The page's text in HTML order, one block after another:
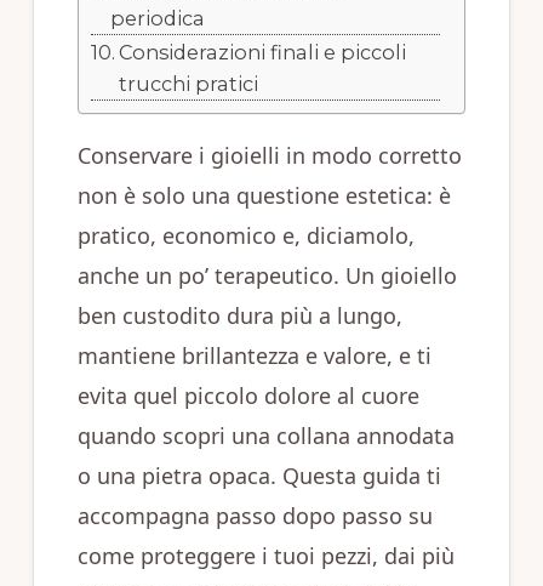
periodica
Considerazioni finali e piccoli
trucchi pratici
Conservare i gioielli in modo corretto
non è solo una questione estetica: è
pratico, economico e, diciamolo,
anche un po’ terapeutico. Un gioiello
ben custodito dura più a lungo,
mantiene brillantezza e valore, e ti
evita quel piccolo dolore al cuore
quando scopri una collana annodata
o una pietra opaca. Questa guida ti
accompagna passo dopo passo su
come proteggere i tuoi pezzi, dai più